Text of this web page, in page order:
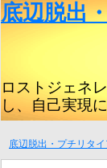
底辺脱出
ロストジェネ
し、自己実現
底辺脱出・プチリタ